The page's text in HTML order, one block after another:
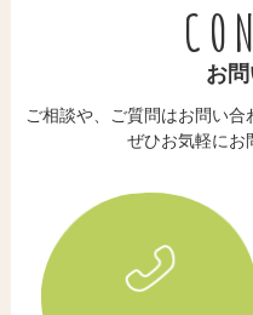
お
ご相談や、ご質問はお問い合
ぜひお気軽にお